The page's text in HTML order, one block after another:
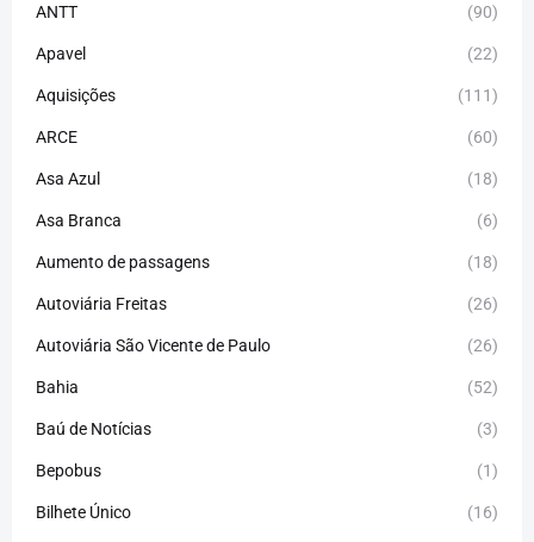
ANTT (90)
Apavel (22)
Aquisições (111)
ARCE (60)
Asa Azul (18)
Asa Branca (6)
Aumento de passagens (18)
Autoviária Freitas (26)
Autoviária São Vicente de Paulo (26)
Bahia (52)
Baú de Notícias (3)
Bepobus (1)
Bilhete Único (16)